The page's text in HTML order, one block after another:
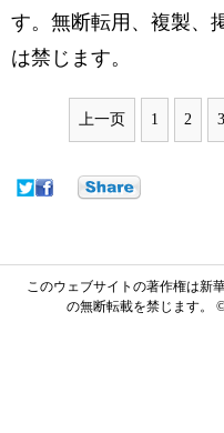
す。無断転用、複製、
は禁じます。
上一页 1 2 3
このウェブサイトの著作権は新
の無断転載を禁じます。